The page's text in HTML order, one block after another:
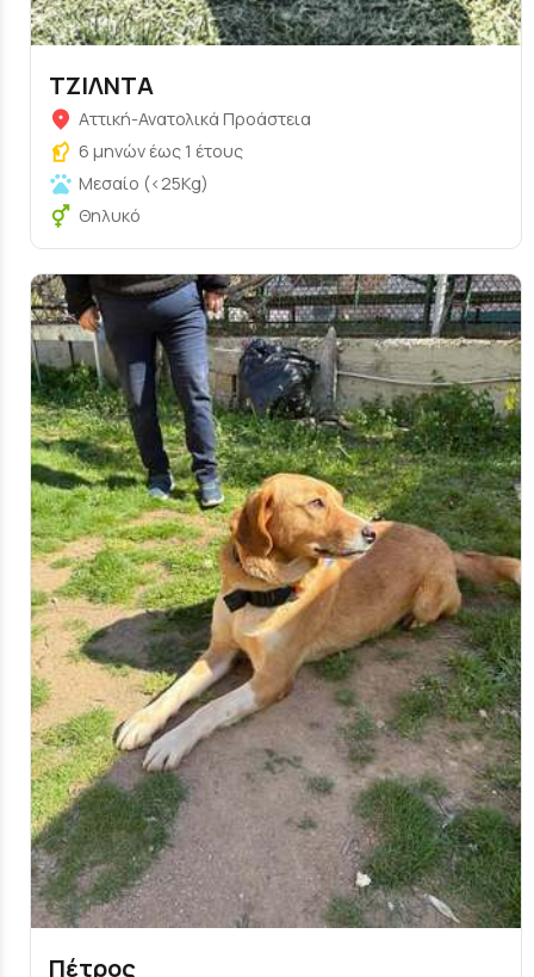
ΤΖΙΛΝΤΑ
Αττική-Ανατολικά Προάστεια
6 μηνών έως 1 έτους
Μεσαίο (<25Kg)
Θηλυκό
Πέτρος